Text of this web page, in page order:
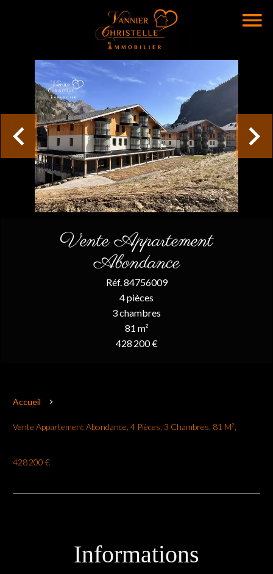
Vente Appartement
Abondance
Réf. 84756009
4 pièces
3 chambres
81 m²
428 200 €
Accueil
Vente Appartement Abondance, 4 Pièces, 3 Chambres, 81 M²,
428 200 €
Informations